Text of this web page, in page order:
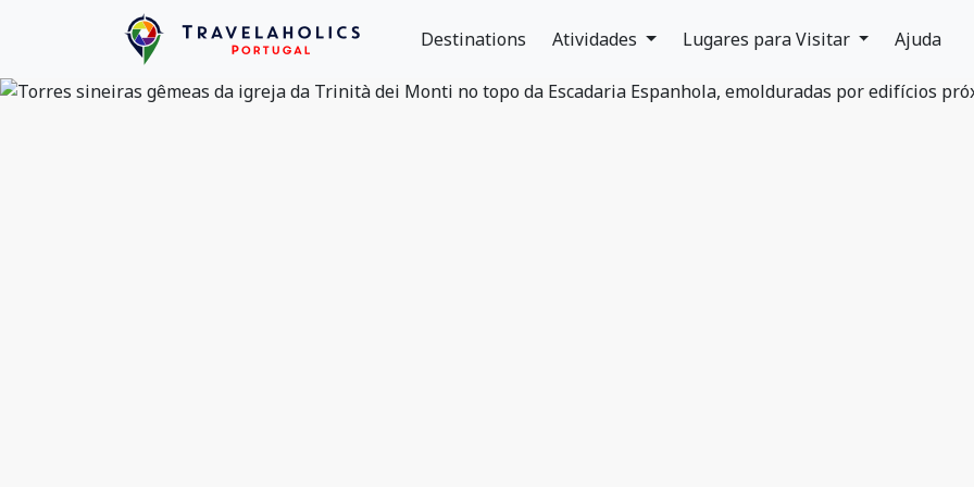
Destinations Atividades Lugares para Visitar Ajuda